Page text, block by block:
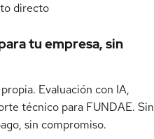
directo
tu empresa, sin
Evaluación con IA,
técnico para FUNDAE. Sin
sin compromiso.